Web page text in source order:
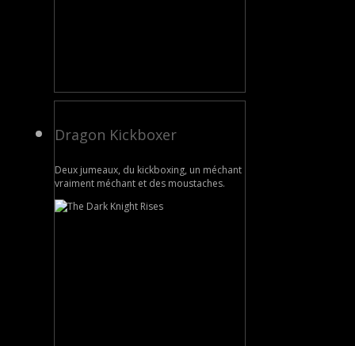
Dragon Kickboxer
Deux jumeaux, du kickboxing, un méchant
vraiment méchant et des moustaches.